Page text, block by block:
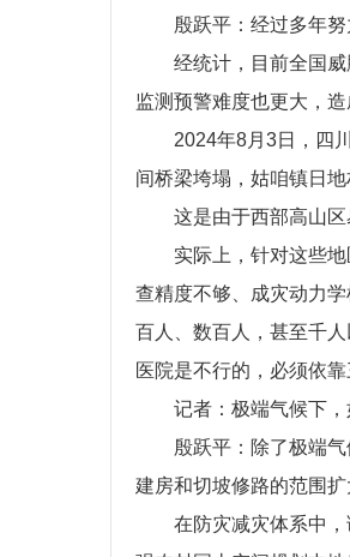
殷跃平：经过多年
经统计，目前全国
监测预警难度也更大，
2024年8月3日，四
间桥梁垮塌，姑咱镇日
这是由于西部高山
实际上，针对这些
查精度不够、成灾动力
百人、数百人，甚至千
医院是不行的，必须依靠
记者：极端气候下
殷跃平：除了极端
建房和切坡修路的范围
在防灾减灾体系中